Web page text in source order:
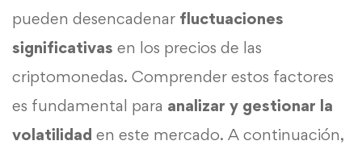
pueden desencadenar fluctuaciones
significativas en los precios de las
criptomonedas. Comprender estos factores
es fundamental para analizar y gestionar la
volatilidad en este mercado. A continuación,